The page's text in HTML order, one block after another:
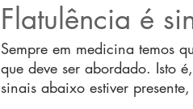
Flatulência é
Sempre em medicina temos
que deve ser abordado. Isto
sinais abaixo estiver